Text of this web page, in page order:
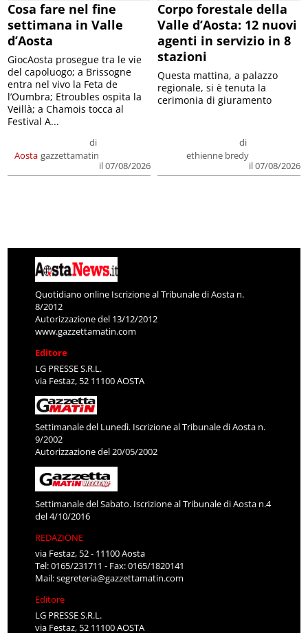
Cosa fare nel fine
settimana in Valle
d’Aosta
Aosta
di
gazzettamatin
il 07/08/2026
GiocAosta prosegue tra le vie
del capoluogo; a Brissogne
entra nel vivo la Feta de
l’Oumbra; Etroubles ospita la
Veillà; a Chamois tocca al
Festival A...
Corpo forestale della
Valle d’Aosta: 12 nuovi
agenti in servizio in 8
stazioni
di
ethienne bredy
il 07/08/2026
Questa mattina, a palazzo
regionale, si è tenuta la
cerimonia di giuramento
Quotidiano online Iscrizione al Tribunale di Aosta n.
8/2012
Autorizzazione del 13/12/2012
www.gazzettamatin.com
Editore
LG PRESSE S.R.L.
via Festaz, 52 11100 AOSTA
Settimanale del Lunedì. Iscrizione al Tribunale di Aosta n.
9/2002
Autorizzazione del 20/05/2002
Settimanale del Sabato. Iscrizione al Tribunale di Aosta n.4
del 4/10/2016
REDAZIONE
via Festaz, 52 - 11100 Aosta
Tel: 0165/231711 - Fax: 0165/1820141
Mail:segreteria@gazzettamatin.com
Editore
LG PRESSE S.R.L.
via Festaz, 52 11100 AOSTA